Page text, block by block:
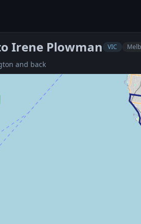
Irene Plowman VIC
and back